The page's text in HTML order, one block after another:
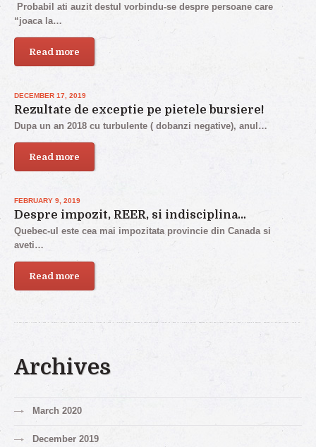
Probabil ati auzit destul vorbindu-se despre persoane care
“joaca la…
Read more
DECEMBER 17, 2019
Rezultate de exceptie pe pietele bursiere!
Dupa un an 2018 cu turbulente ( dobanzi negative), anul…
Read more
FEBRUARY 9, 2019
Despre impozit, REER, si indisciplina…
Quebec-ul este cea mai impozitata provincie din Canada si
aveti…
Read more
Archives
March 2020
December 2019